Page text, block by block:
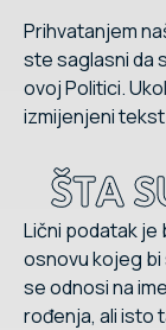
Prihvatanjem
ste saglasni da
ovoj Politici.
izmijenjeni
ŠTA
Lični podatak je
osnovu kojeg
se odnosi na
rođenja, ali isto